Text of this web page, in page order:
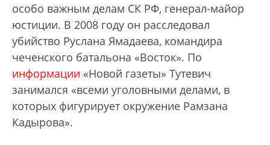
особо важным делам СК РФ, генерал-майор
юстиции. В 2008 году он расследовал
убийство Руслана Ямадаева, командира
чеченского батальона «Восток». По
информации «Новой газеты» Тутевич
занимался «всеми уголовными делами, в
которых фигурирует окружение Рамзана
Кадырова».